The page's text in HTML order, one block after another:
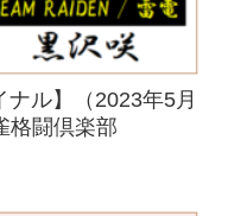
ナル】（2023年5月
格闘倶楽部